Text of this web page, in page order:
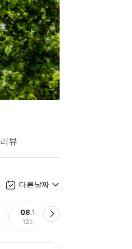
리뷰
다른날짜
08.13(목)
123,279원